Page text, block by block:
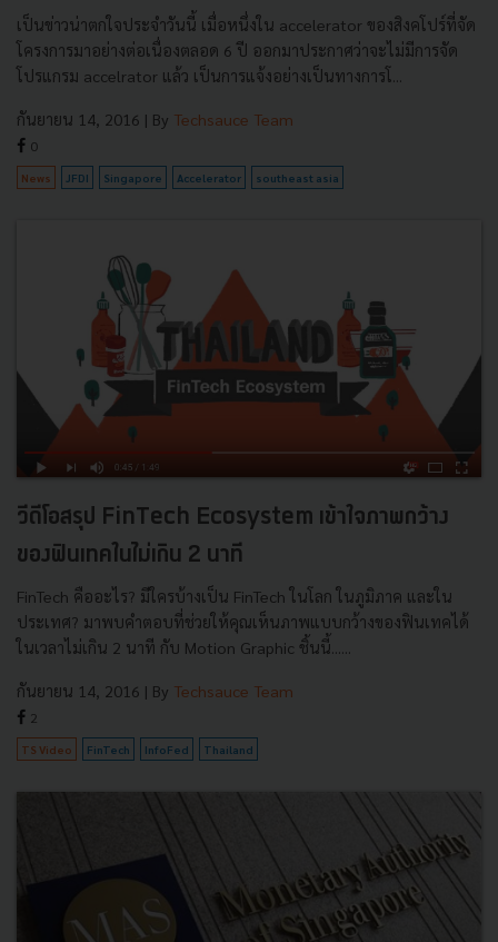
เป็นข่าวน่าตกใจประจำวันนี้ เมื่อหนึ่งใน accelerator ของสิงคโปร์ที่จัด
โครงการมาอย่างต่อเนื่องตลอด 6 ปี ออกมาประกาศว่าจะไม่มีการจัด
โปรแกรม accelrator แล้ว เป็นการแจ้งอย่างเป็นทางการโ...
กันยายน 14, 2016 | By Techsauce Team
0
News JFDI Singapore Accelerator southeast asia
วีดีโอสรุป FinTech Ecosystem เข้าใจภาพกว้าง
ของฟินเทคในไม่เกิน 2 นาที
FinTech คืออะไร? มีใครบ้างเป็น FinTech ในโลก ในภูมิภาค และใน
ประเทศ? มาพบคำตอบที่ช่วยให้คุณเห็นภาพแบบกว้างของฟินเทคได้
ในเวลาไม่เกิน 2 นาที กับ Motion Graphic ชิ้นนี้......
กันยายน 14, 2016 | By Techsauce Team
2
TS Video FinTech InfoFed Thailand